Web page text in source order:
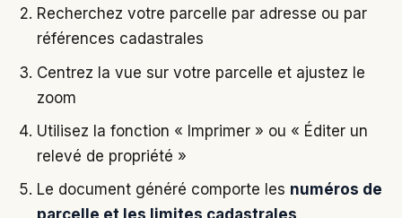
Recherchez votre parcelle par adresse ou par
références cadastrales
Centrez la vue sur votre parcelle et ajustez le
zoom
Utilisez la fonction « Imprimer » ou « Éditer un
relevé de propriété »
Le document généré comporte les numéros de